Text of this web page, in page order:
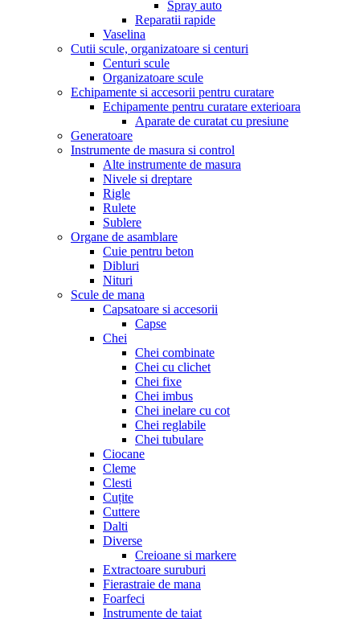
Spray auto
Reparatii rapide
Vaselina
Cutii scule, organizatoare si centuri
Centuri scule
Organizatoare scule
Echipamente si accesorii pentru curatare
Echipamente pentru curatare exterioara
Aparate de curatat cu presiune
Generatoare
Instrumente de masura si control
Alte instrumente de masura
Nivele si dreptare
Rigle
Rulete
Sublere
Organe de asamblare
Cuie pentru beton
Dibluri
Nituri
Scule de mana
Capsatoare si accesorii
Capse
Chei
Chei combinate
Chei cu clichet
Chei fixe
Chei imbus
Chei inelare cu cot
Chei reglabile
Chei tubulare
Ciocane
Cleme
Clesti
Cuțite
Cuttere
Dalti
Diverse
Creioane si markere
Extractoare suruburi
Fierastraie de mana
Foarfeci
Instrumente de taiat